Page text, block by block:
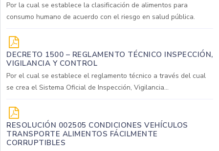
Por la cual se establece la clasificación de alimentos para
consumo humano de acuerdo con el riesgo en salud pública.
DECRETO 1500 – REGLAMENTO TÉCNICO INSPECCIÓN,
VIGILANCIA Y CONTROL
Por el cual se establece el reglamento técnico a través del cual
se crea el Sistema Oficial de Inspección, Vigilancia...
RESOLUCIÓN 002505 CONDICIONES VEHÍCULOS
TRANSPORTE ALIMENTOS FÁCILMENTE
CORRUPTIBLES